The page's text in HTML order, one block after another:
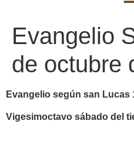
Evangelio
de octubre
Evangelio según san Lucas
Vigesimoctavo sábado del